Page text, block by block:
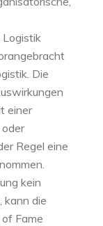
Die
einer
Regel eine
kein
kann die
Fame